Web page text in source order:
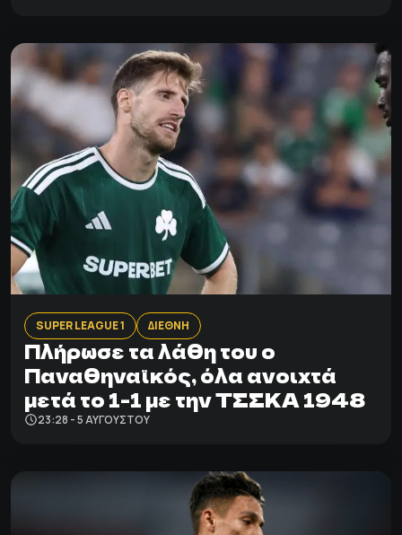
SUPER LEAGUE 1 ΔΙΕΘΝΗ
Πλήρωσε τα λάθη του ο
Παναθηναϊκός, όλα ανοιχτά
μετά το 1-1 με την ΤΣΣΚΑ 1948
23:28 - 5 ΑΥΓΟΎΣΤΟΥ